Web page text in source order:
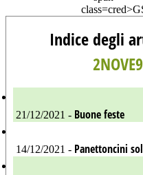
Indice degli
21/12/2021 - Buone feste
14/12/2021 - Panettoncini